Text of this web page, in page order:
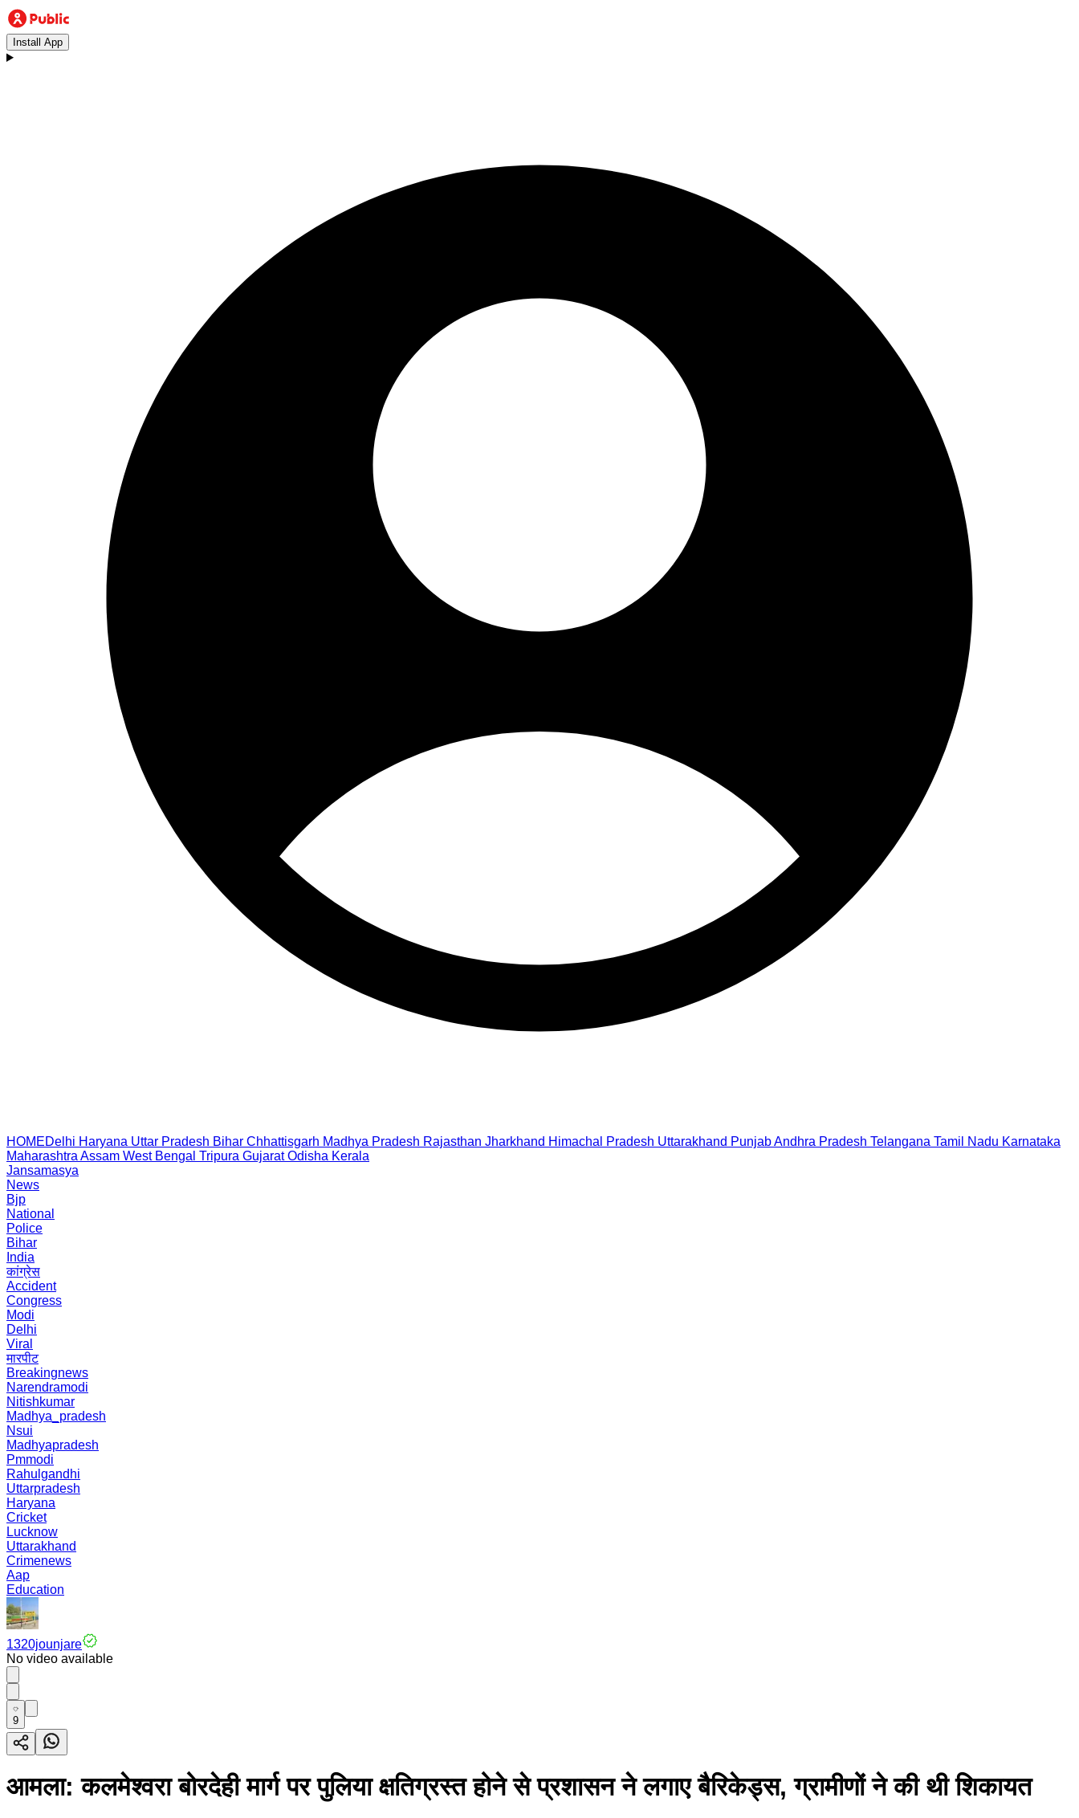
Install App
HOMEDelhi Haryana Uttar Pradesh Bihar Chhattisgarh Madhya Pradesh Rajasthan Jharkhand Himachal Pradesh Uttarakhand PunjabAndhra Pradesh Telangana Tamil Nadu Karnataka
Maharashtra Assam West Bengal Tripura Gujarat Odisha Kerala
Jansamasya
News
Bjp
National
Police
Bihar
India
कांग्रेस
Accident
Congress
Modi
Delhi
Viral
मारपीट
Breakingnews
Narendramodi
Nitishkumar
Madhya_pradesh
Nsui
Madhyapradesh
Pmmodi
Rahulgandhi
Uttarpradesh
Haryana
Cricket
Lucknow
Uttarakhand
Crimenews
Aap
Education
1320jounjare
No video available
9
आमला: कलमेश्वरा बोरदेही मार्ग पर पुलिया क्षतिग्रस्त होने से प्रशासन ने लगाए बैरिकेड्स, ग्रामीणों ने की थी शिकायत